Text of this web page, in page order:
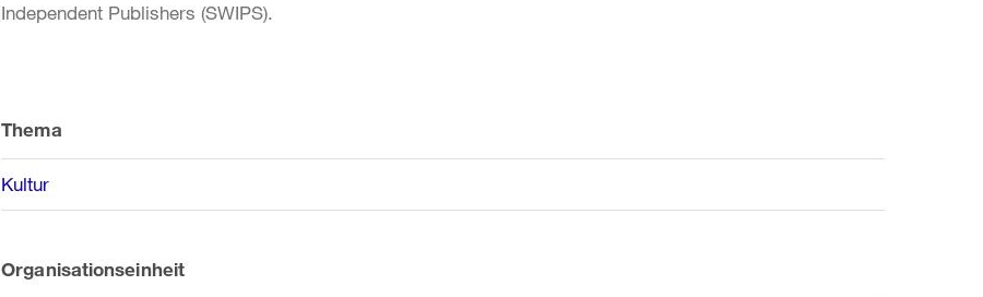
Independent Publishers (SWIPS).
Informationen
Thema
Kultur
Organisationseinheit